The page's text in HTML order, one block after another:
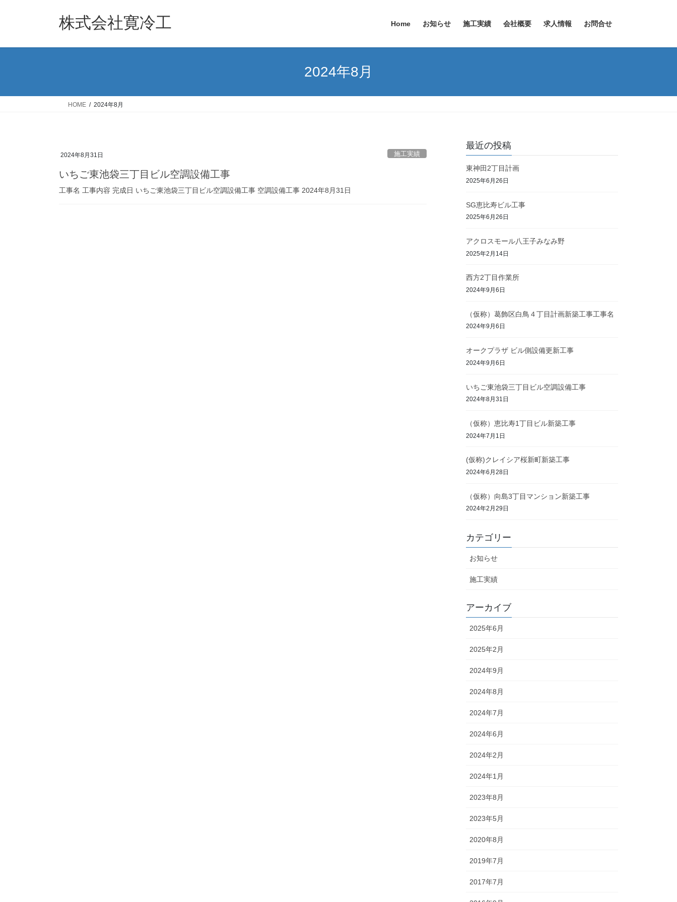
株式会社寛冷工 Home お知らせ 施工実績 会社概要 求人情報 お問合せ
2024年8月
HOME 2024年8月
2024年8月31日 施工実績
いちご東池袋三丁目ビル空調設備工事
工事名 工事内容 完成日 いちご東池袋三丁目ビル空調設備工事 空調設備工事 2024年8月31日
最近の投稿
東神田2丁目計画
2025年6月26日
SG恵比寿ビル工事
2025年6月26日
アクロスモール八王子みなみ野
2025年2月14日
西方2丁目作業所
2024年9月6日
（仮称）葛飾区白鳥４丁目計画新築工事工事名
2024年9月6日
オークプラザ ビル側設備更新工事
2024年9月6日
いちご東池袋三丁目ビル空調設備工事
2024年8月31日
（仮称）恵比寿1丁目ビル新築工事
2024年7月1日
(仮称)クレイシア桜新町新築工事
2024年6月28日
（仮称）向島3丁目マンション新築工事
2024年2月29日
カテゴリー
お知らせ
施工実績
アーカイブ
2025年6月
2025年2月
2024年9月
2024年8月
2024年7月
2024年6月
2024年2月
2024年1月
2023年8月
2023年5月
2020年8月
2019年7月
2017年7月